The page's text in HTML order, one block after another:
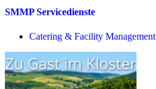
SMMP Servicedienste
Catering & Facility Management